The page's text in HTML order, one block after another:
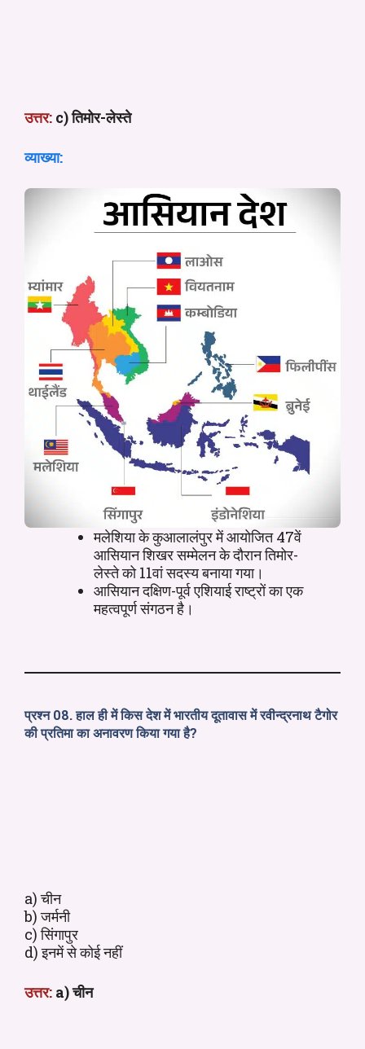
उत्तर: c) तिमोर-लेस्ते
व्याख्या:
मलेशिया के कुआलालंपुर में आयोजित 47वें
आसियान शिखर सम्मेलन के दौरान तिमोर-
लेस्ते को 11वां सदस्य बनाया गया।
आसियान दक्षिण-पूर्व एशियाई राष्ट्रों का एक
महत्वपूर्ण संगठन है।
प्रश्न 08. हाल ही में किस देश में भारतीय दूतावास में रवीन्द्रनाथ टैगोर
की प्रतिमा का अनावरण किया गया है?
a) चीन
b) जर्मनी
c) सिंगापुर
d) इनमें से कोई नहीं
उत्तर: a) चीन